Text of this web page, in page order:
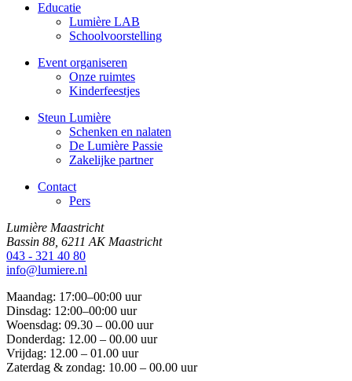
Educatie
Lumière LAB
Schoolvoorstelling
Event organiseren
Onze ruimtes
Kinderfeestjes
Steun Lumière
Schenken en nalaten
De Lumière Passie
Zakelijke partner
Contact
Pers
Lumière Maastricht
Bassin 88, 6211 AK Maastricht
043 - 321 40 80
info@lumiere.nl
Maandag: 17:00–00:00 uur
Dinsdag: 12:00–00:00 uur
Woensdag: 09.30 – 00.00 uur
Donderdag: 12.00 – 00.00 uur
Vrijdag: 12.00 – 01.00 uur
Zaterdag & zondag: 10.00 – 00.00 uur